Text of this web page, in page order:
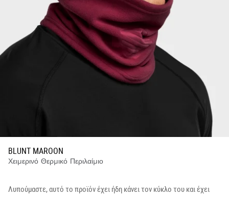
BLUNT MAROON
Χειμερινό Θερμικό Περιλαίμιο
Λυπούμαστε, αυτό το προϊόν έχει ήδη κάνει τον κύκλο του και έχει